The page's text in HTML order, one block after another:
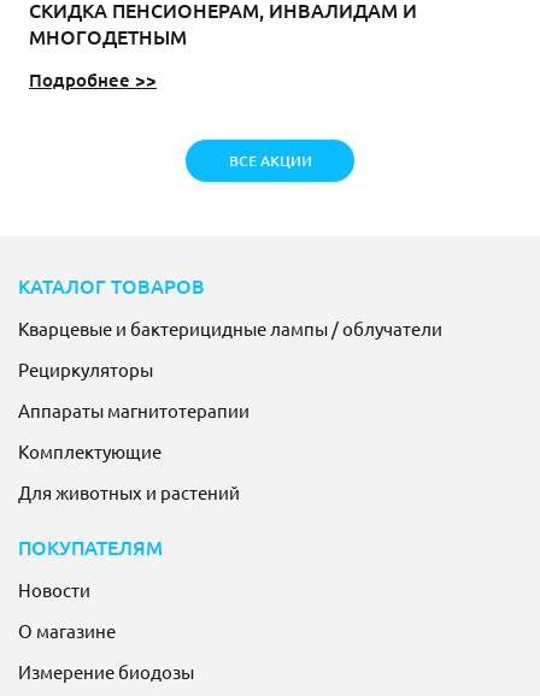
СКИДКА ПЕНСИОНЕРАМ, ИНВАЛИДАМ И
МНОГОДЕТНЫМ
Подробнее >>
ВСЕ АКЦИИ
КАТАЛОГ ТОВАРОВ
Кварцевые и бактерицидные лампы / облучатели
Рециркуляторы
Аппараты магнитотерапии
Комплектующие
Для животных и растений
ПОКУПАТЕЛЯМ
Новости
О магазине
Измерение биодозы